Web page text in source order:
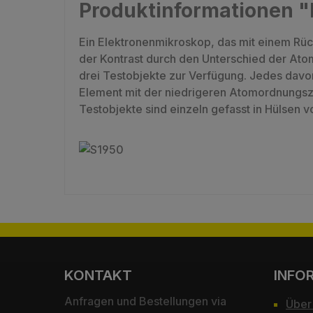
Produktinformationen
Ein Elektronenmikroskop, das mit einem
der Kontrast durch den Unterschied der
drei Testobjekte zur Verfügung. Jedes
Element mit der niedrigeren
Testobjekte sind einzeln gefasst in Hülsen
KONTAKT
Anfragen und Bestellungen via